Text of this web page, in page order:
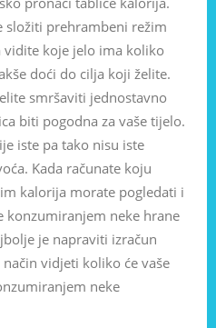
složiti prehrambeni režim
vidite koje jelo ima koliko
doći do cilja koji želite.
smršaviti jednostavno
biti pogodna za vaše tijelo.
iste pa tako nisu iste
Kada računate koju
kalorija morate pogledati i
konzumiranjem neke hrane
je napraviti izračun
vidjeti koliko će vaše
neke